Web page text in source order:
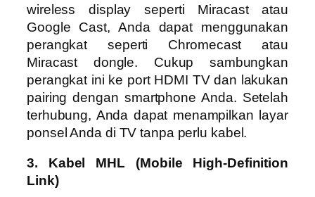
wireless display seperti Miracast atau
Google Cast, Anda dapat menggunakan
perangkat seperti Chromecast atau
Miracast dongle. Cukup sambungkan
perangkat ini ke port HDMI TV dan lakukan
pairing dengan smartphone Anda. Setelah
terhubung, Anda dapat menampilkan layar
ponsel Anda di TV tanpa perlu kabel.
3. Kabel MHL (Mobile High-Definition
Link)